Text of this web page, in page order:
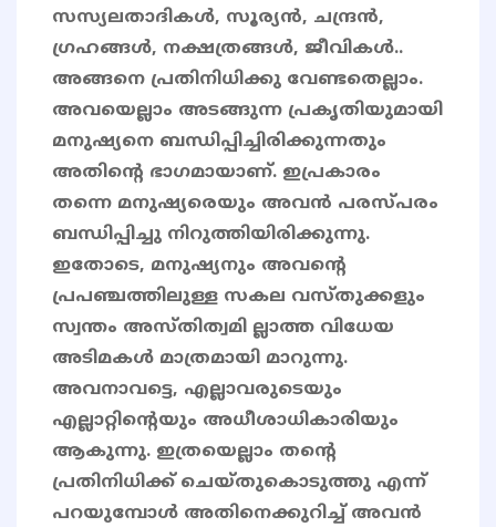
സസ്യലതാദികൾ, സൂര്യൻ, ചന്ദ്രൻ,
ഗ്രഹങ്ങൾ, നക്ഷത്രങ്ങൾ, ജീവികൾ..
അങ്ങനെ പ്രതിനിധിക്കു വേണ്ടതെല്ലാം.
അവയെല്ലാം അടങ്ങുന്ന പ്രകൃതിയുമായി
മനുഷ്യനെ ബന്ധിപ്പിച്ചിരിക്കുന്നതും
അതിൻ്റെ ഭാഗമായാണ്. ഇപ്രകാരം
തന്നെ മനുഷ്യരെയും അവൻ പരസ്പരം
ബന്ധിപ്പിച്ചു നിറുത്തിയിരിക്കുന്നു.
ഇതോടെ, മനുഷ്യനും അവന്റെ
പ്രപഞ്ചത്തിലുള്ള സകല വസ്തുക്കളും
സ്വന്തം അസ്തിത്വമി ല്ലാത്ത വിധേയ
അടിമകൾ മാത്രമായി മാറുന്നു.
അവനാവട്ടെ, എല്ലാവരുടെയും
എല്ലാറ്റിൻ്റെയും അധീശാധികാരിയും
ആകുന്നു. ഇത്രയെല്ലാം തന്റെ
പ്രതിനിധിക്ക് ചെയ്തുകൊടുത്തു എന്ന്
പറയുമ്പോൾ അതിനെക്കുറിച്ച് അവൻ